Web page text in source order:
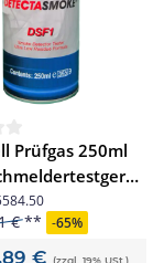
Prüfgas 250ml
€ -65%
€ (zzgl. 19% USt.)